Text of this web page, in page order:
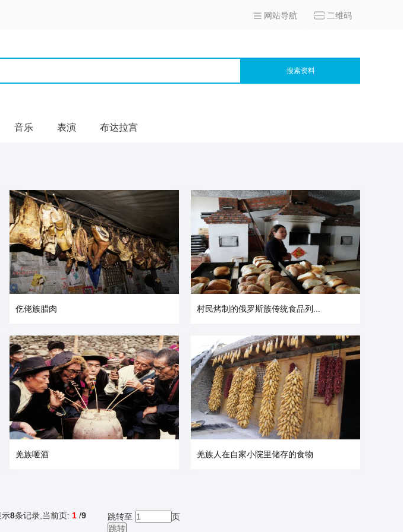
网站导航 二维码
搜索资料
音乐 表演 布达拉宫
仡佬族腊肉 村民烤制的俄罗斯族传统食品列...
羌族咂酒 羌族人在自家小院里储存的食物
示8条记录,当前页: 1 /9 跳转至 页